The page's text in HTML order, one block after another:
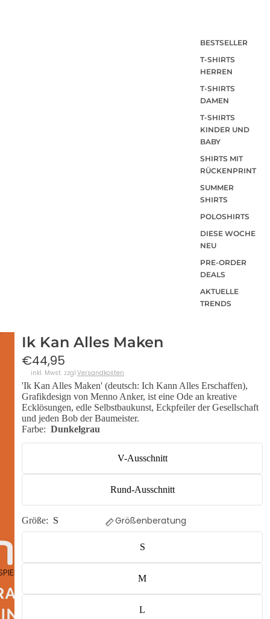
BESTSELLER
T-SHIRTS
HERREN
T-SHIRTS
DAMEN
T-SHIRTS
KINDER UND
BABY
SHIRTS MIT
RÜCKENPRINT
SUMMER
SHIRTS
POLOSHIRTS
DIESE WOCHE
NEU
PRE-ORDER
DEALS
AKTUELLE
TRENDS
Ik Kan Alles Maken
€44,95
inkl. Mwst. zzgl.Versandkosten
'Ik Kan Alles Maken' (deutsch: Ich Kann Alles Erschaffen),
Grafikdesign von Menno Anker, ist eine Ode an kreative
Ecklösungen, edle Selbstbaukunst, Eckpfeiler der Gesellschaft
und jeden Bob der Baumeister.
Farbe: Dunkelgrau
V-Ausschnitt
Rund-Ausschnitt
Größe: S Größenberatung
S
M
L